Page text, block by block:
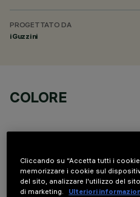
PROGETTATO DA
iGuzzini
COLORE
COMPONENTI
Cliccando su “Accetta tutti i
memorizzare i cookie sul
del sito, analizzare l'utilizzo del
di marketing.
Ulteriori